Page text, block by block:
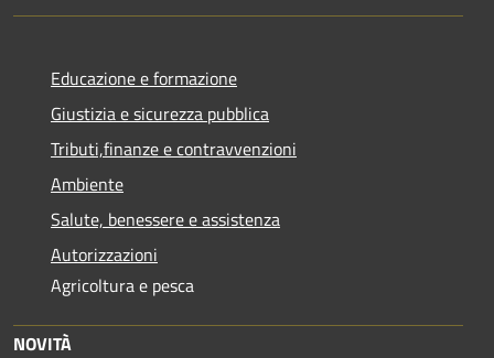
Educazione e formazione
Giustizia e sicurezza pubblica
Tributi,finanze e contravvenzioni
Ambiente
Salute, benessere e assistenza
Autorizzazioni
Agricoltura e pesca
NOVITÀ